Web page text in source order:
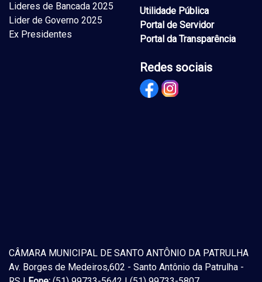
Lideres de Bancada 2025
Lider de Governo 2025
Ex Presidentes
Utilidade Pública
Portal de Servidor
Portal da Transparência
Redes sociais
CÂMARA MUNICIPAL DE SANTO ANTÔNIO DA PATRULHA
Av. Borges de Medeiros,602 - Santo Antônio da Patrulha -